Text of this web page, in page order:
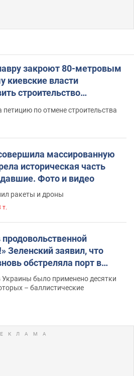
закроют 80-метровым
киевские власти
строительство
верующего"
по отмене строительства
массированную
историческая часть
Фото и видео
ракеты и дроны
т.
Зеленский заявил, что
обстреляла порт в
Украины было применено десятки
– баллистические